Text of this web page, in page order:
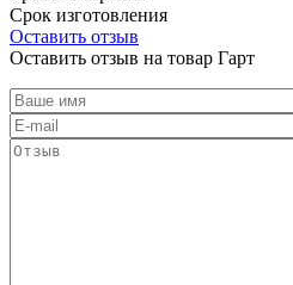
Срок изготовления
Оставить отзыв
Оставить отзыв на товар Гарт